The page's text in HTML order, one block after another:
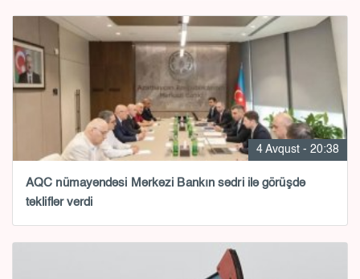
4 Avqust - 20:38
AQC nümayəndəsi Mərkəzi Bankın sədri ilə görüşdə
təkliflər verdi